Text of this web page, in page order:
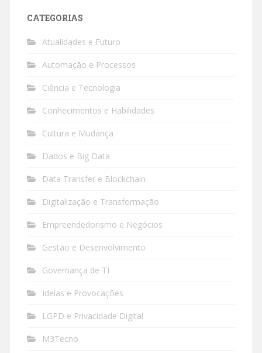
CATEGORIAS
Atualidades e Futuro
Automação e Processos
Ciência e Tecnologia
Conhecimentos e Habilidades
Cultura e Mudança
Dados e Big Data
Data Transfer e Blockchain
Digitalização e Transformação
Empreendedorismo e Negócios
Gestão e Desenvolvimento
Governança de TI
Ideias e Provocações
LGPD e Privacidade Digital
M3Tecno